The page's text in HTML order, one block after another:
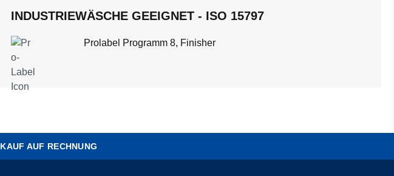
INDUSTRIEWÄSCHE GEEIGNET - ISO 15797
Prolabel Programm 8, Finisher
KAUF AUF RECHNUNG